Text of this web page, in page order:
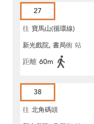
27
往 寶馬山(循環線)
新光戲院, 書局街 站
距離 60m
38
往 北角碼頭